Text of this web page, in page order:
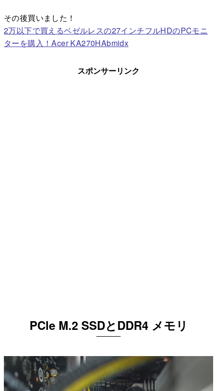
その後買いました！
2万以下で買えるベゼルレスの27インチフルHDのPCモニ
ターを購入！Acer KA270HAbmidx
スポンサーリンク
PCle M.2 SSDとDDR4 メモリ